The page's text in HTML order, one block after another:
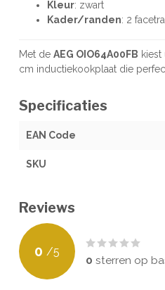
Kleur: zwart
Kader/randen: 2
Met de AEG OIO64A00FB
cm inductiekookplaat die
Specificaties
EAN Code
SKU
Reviews
0 /5
0 sterren op